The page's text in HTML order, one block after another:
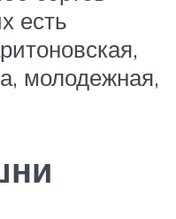
есть
молодежная,